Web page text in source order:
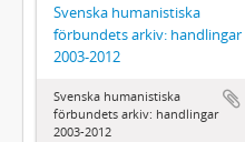
Svenska humanistiska
förbundets arkiv: handlingar
2003-2012
Svenska humanistiska
förbundets arkiv: handlingar
2003-2012